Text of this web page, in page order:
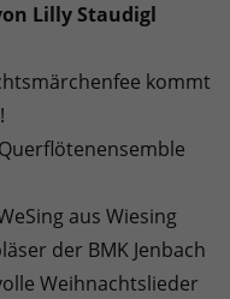
Lilly Staudigl
kommt
aus Wiesing
der BMK Jenbach
Weihnachtslieder